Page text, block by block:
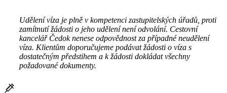
Udělení víza je plně v kompetenci zastupitelských úřadů, proti
zamítnutí žádosti o jeho udělení není odvolání. Cestovní
kancelář Čedok nenese odpovědnost za případné neudělení
víza. Klientům doporučujeme podávat žádosti o víza s
dostatečným předstihem a k žádosti dokládat všechny
požadované dokumenty.